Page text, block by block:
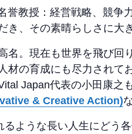
誉教授：経営戦略、競争
、その素晴らしさに大
名。現在も世界を飛び回
の育成にも尽力されて
Japan代表の小田康之
& Creative Action)
ような長い人生にどう